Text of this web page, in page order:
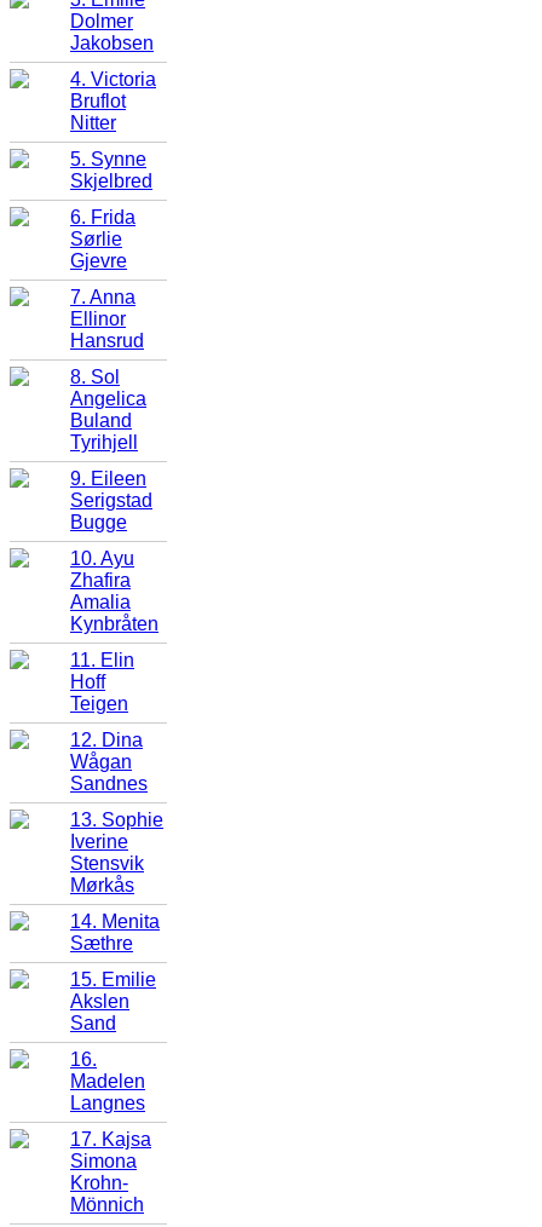
Dolmer
Jakobsen
4. Victoria
Bruflot
Nitter
5. Synne
Skjelbred
6. Frida
Sørlie
Gjevre
7. Anna
Ellinor
Hansrud
8. Sol
Angelica
Buland
Tyrihjell
9. Eileen
Serigstad
Bugge
10. Ayu
Zhafira
Amalia
Kynbråten
11. Elin
Hoff
Teigen
12. Dina
Wågan
Sandnes
13. Sophie
Iverine
Stensvik
Mørkås
14. Menita
Sæthre
15. Emilie
Akslen
Sand
16.
Madelen
Langnes
17. Kajsa
Simona
Krohn-
Mönnich